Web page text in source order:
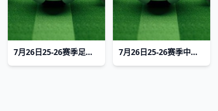
7月26日25-26赛季足球热身赛 托特纳姆热刺VS奥克兰FC 7月26日25-26赛季中甲联赛 广西恒宸VS定南赣联